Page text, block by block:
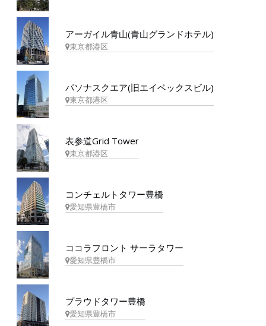
アーガイル青山(青山グランドホテル)
東京都港区
パソナスクエア(旧エイベックスビル)
東京都港区
表参道Grid Tower
東京都港区
コンチェルトタワー豊橋
愛知県豊橋市
ココラフロント サーラタワー
愛知県豊橋市
プラウドタワー豊橋
愛知県豊橋市